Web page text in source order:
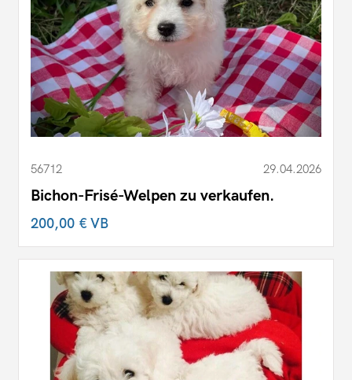
56712 29.04.2026
Bichon-Frisé-Welpen zu verkaufen.
200,00 €VB